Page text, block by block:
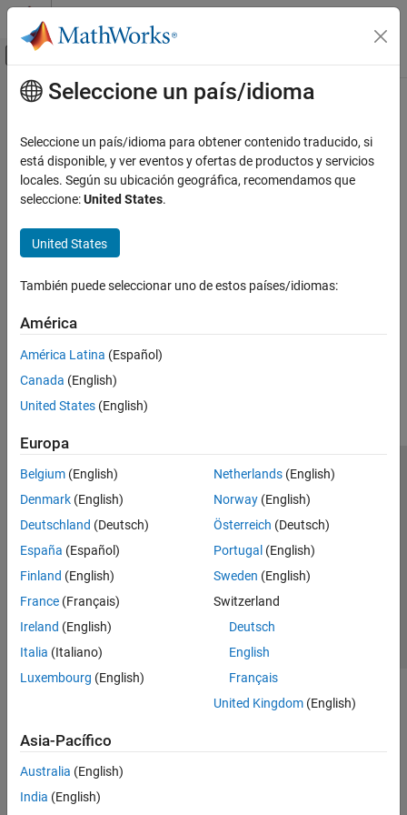
Saltar al contenido
Mostrar/ocultar menú de navegación
Inicio de Documentación
Contenido principal
¿Qué tan útil fue esta traducción?
Seleccione un país/idioma
Seleccione un país/idioma para obtener contenido traducido, si
está disponible, y ver eventos y ofertas de productos y servicios
locales. Según su ubicación geográfica, recomendamos que
seleccione:United States.
United States
También puede seleccionar uno de estos países/idiomas:
América
América Latina (Español)
Canada (English)
United States (English)
Europa
Belgium (English)
Denmark (English)
Deutschland (Deutsch)
España (Español)
Finland (English)
France (Français)
Ireland (English)
Italia (Italiano)
Luxembourg (English)
Netherlands(English)
Norway(English)
Österreich (Deutsch)
Portugal (English)
Sweden (English)
Switzerland
Deutsch
English
Français
United Kingdom(English)
Asia-Pacífico
Australia (English)
India (English)
Centro de confianza
Marcas comerciales
Política de privacidad
Antipiratería
Estado de las aplicaciones
Información de contacto
© 1994-2026 The MathWorks, Inc.
Seleccione un país/